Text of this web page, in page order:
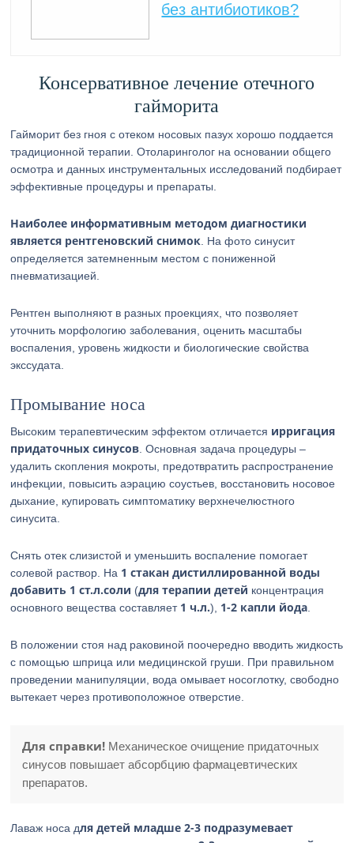
без антибиотиков?
Консервативное лечение отечного
гайморита
Гайморит без гноя с отеком носовых пазух хорошо поддается
традиционной терапии. Отоларинголог на основании общего
осмотра и данных инструментальных исследований подбирает
эффективные процедуры и препараты.
Наиболее информативным методом диагностики
является рентгеновский снимок . На фото синусит
определяется затемненным местом с пониженной
пневматизацией.
Рентген выполняют в разных проекциях, что позволяет
уточнить морфологию заболевания, оценить масштабы
воспаления, уровень жидкости и биологические свойства
экссудата.
Промывание носа
Высоким терапевтическим эффектом отличается ирригация
придаточных синусов . Основная задача процедуры –
удалить скопления мокроты, предотвратить распространение
инфекции, повысить аэрацию соустьев, восстановить носовое
дыхание, купировать симптоматику верхнечелюстного
синусита.
Снять отек слизистой и уменьшить воспаление помогает
солевой раствор. На 1 стакан дистиллированной воды
добавить 1 ст.л.соли (для терапии детей концентрация
основного вещества составляет 1 ч.л.), 1-2 капли йода
В положении стоя над раковиной поочередно вводить жидкость
с помощью шприца или медицинской груши. При правильном
проведении манипуляции, вода омывает носоглотку, свободно
вытекает через противоположное отверстие.
Для справки! Механическое очищение придаточных
синусов повышает абсорбцию фармацевтических
препаратов.
Лаваж носа для детей младше 2-3 подразумевает